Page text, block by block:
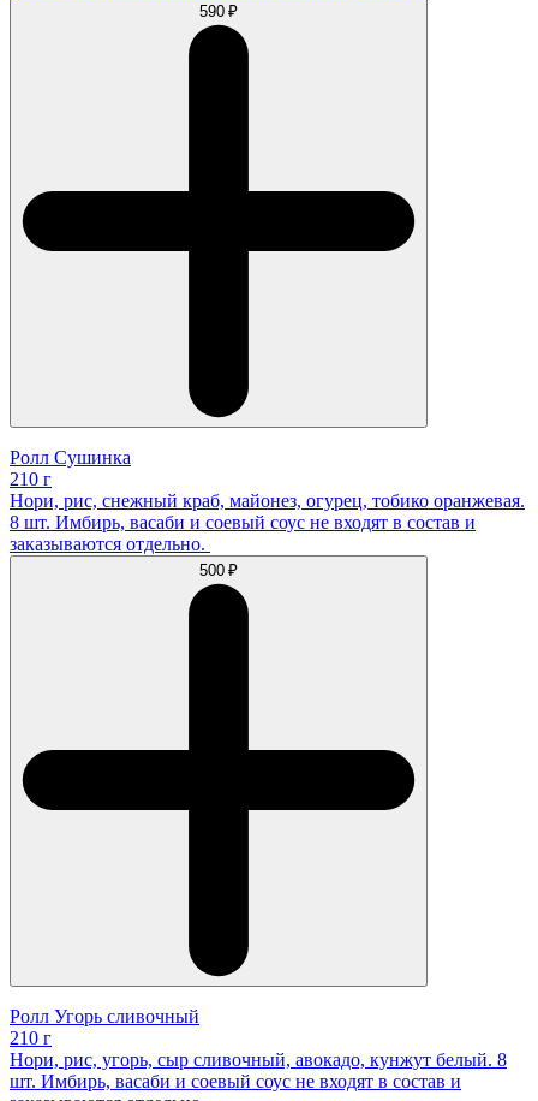
590 ₽
Ролл Сушинка
210 г
Нори, рис, снежный краб, майонез, огурец, тобико оранжевая.
8 шт. Имбирь, васаби и соевый соус не входят в состав и
заказываются отдельно.
500 ₽
Ролл Угорь сливочный
210 г
Нори, рис, угорь, сыр сливочный, авокадо, кунжут белый. 8
шт. Имбирь, васаби и соевый соус не входят в состав и